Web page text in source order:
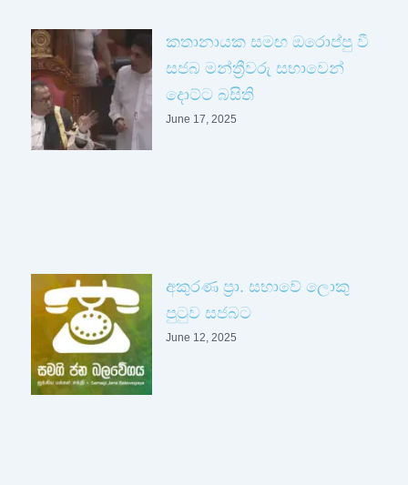
කතානායක සමඟ ඔරොප්පු වී
සජබ මන්ත්‍රීවරු සභාවෙන්
දොට්ට බසිති
June 17, 2025
අකුරණ ප්‍රා. සභාවේ ලොකු
පුටුව සජබට
June 12, 2025